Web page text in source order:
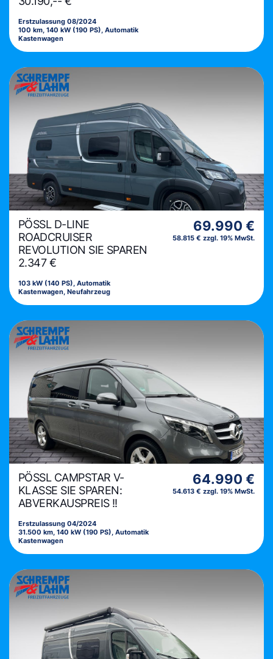
Erstzulassung 08/2024
100 km, 140 kW (190 PS), Automatik
Kastenwagen
PÖSSL D-LINE
ROADCRUISER
REVOLUTION SIE SPAREN
2.347 €
103 kW (140 PS), Automatik
Kastenwagen, Neufahrzeug
69.990 €
58.815 € zzgl. 19% MwSt.
PÖSSL CAMPSTAR V-
KLASSE SIE SPAREN:
ABVERKAUSPREIS !!
Erstzulassung 04/2024
31.500 km, 140 kW (190 PS), Automatik
Kastenwagen
64.990 €
54.613 € zzgl. 19% MwSt.